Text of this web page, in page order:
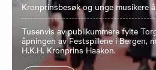
Kronprinsbesøk og unge musikere
Tusenvis av publikummere fylte
åpningen av Festspillene i Bergen,
H.K.H. Kronprins Haakon.